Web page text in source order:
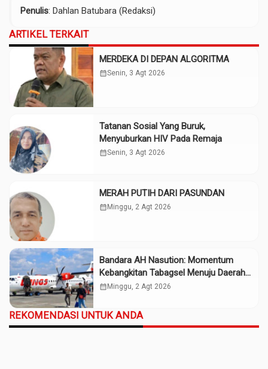
Penulis: Dahlan Batubara (Redaksi)
ARTIKEL TERKAIT
MERDEKA DI DEPAN ALGORITMA
calendar_monthSenin, 3 Agt 2026
Tatanan Sosial Yang Buruk,
Menyuburkan HIV Pada Remaja
calendar_monthSenin, 3 Agt 2026
MERAH PUTIH DARI PASUNDAN
calendar_month Minggu, 2 Agt 2026
Bandara AH Nasution: Momentum
Kebangkitan Tabagsel Menuju Daerah
Maju
calendar_month Minggu, 2 Agt 2026
REKOMENDASI UNTUK ANDA